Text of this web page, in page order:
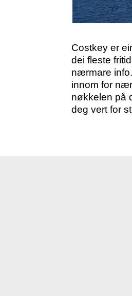
Costkey er
dei fleste
nærmare
innom for
nøkkelen på
deg vert for